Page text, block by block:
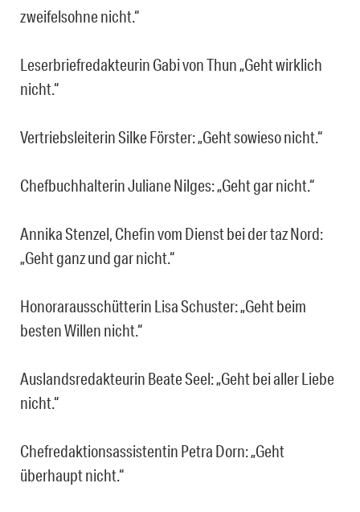
zweifelsohne nicht.“
Leserbriefredakteurin Gabi von Thun „Geht wirklich
nicht.“
Vertriebsleiterin Silke Förster: „Geht sowieso nicht.“
Chefbuchhalterin Juliane Nilges: „Geht gar nicht.“
Annika Stenzel, Chefin vom Dienst bei der taz Nord:
„Geht ganz und gar nicht.“
Honorarausschütterin Lisa Schuster: „Geht beim
besten Willen nicht.“
Auslandsredakteurin Beate Seel: „Geht bei aller Liebe
nicht.“
Chefredaktionsassistentin Petra Dorn: „Geht
überhaupt nicht.“